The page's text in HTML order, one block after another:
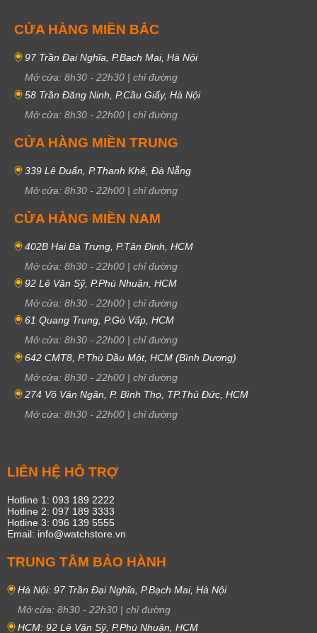
CỬA HÀNG MIỀN BẮC
97 Trần Đại Nghĩa, P.Bạch Mai, Hà Nội
Mở cửa: 8h30 - 22h30 | chỉ đường
58 Trần Đăng Ninh, P.Cầu Giấy, Hà Nội
Mở cửa: 8h30 - 22h00 | chỉ đường
CỬA HÀNG MIỀN TRUNG
339 Lê Duẩn, P.Thanh Khê, Đà Nẵng
Mở cửa: 8h30 - 22h00 | chỉ đường
CỬA HÀNG MIỀN NAM
402B Hai Bà Trưng, P.Tân Định, HCM
Mở cửa: 8h30 - 22h00 | chỉ đường
92 Lê Văn Sỹ, P.Phú Nhuận, HCM
Mở cửa: 8h30 - 22h00 | chỉ đường
61 Quang Trung, P.Gò Vấp, HCM
Mở cửa: 8h30 - 22h00 | chỉ đường
642 CMT8, P.Thủ Dầu Một, HCM (Bình Dương)
Mở cửa: 8h30 - 22h00 | chỉ đường
274 Võ Văn Ngân, P. Bình Thọ, TP.Thủ Đức, HCM
Mở cửa: 8h30 - 22h00 | chỉ đường
LIÊN HỆ HỖ TRỢ
Hotline 1: 093 189 2222
Hotline 2: 097 189 3333
Hotline 3: 096 139 5555
Email: info@watchstore.vn
TRUNG TÂM BẢO HÀNH
Hà Nội: 97 Trần Đại Nghĩa, P.Bạch Mai, Hà Nội
Mở cửa: 8h30 - 22h30 | chỉ đường
HCM: 92 Lê Văn Sỹ, P.Phú Nhuận, HCM